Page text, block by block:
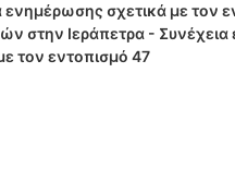
ενημέρωσης σχετικά με τον
στην Ιεράπετρα -
τον εντοπισμό 47